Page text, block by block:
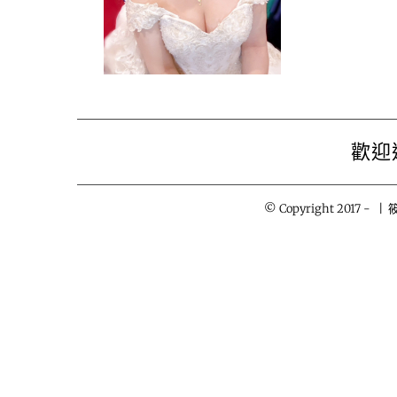
歡迎
© Copyright 2017 - |